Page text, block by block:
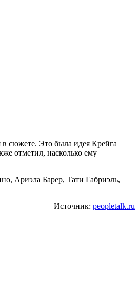
сюжете. Это была идея Крейга
отметил, насколько ему
Ариэла Барер, Тати Габриэль,
Источник: peopletalk.ru